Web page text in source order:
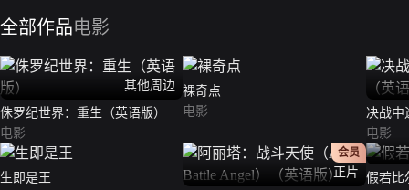
全部作品电影
其他周边
侏罗纪世界：重生（英语版）
电影
裸奇点
电影
决战中
版）
电影
生即是王
正片
会员
假若比